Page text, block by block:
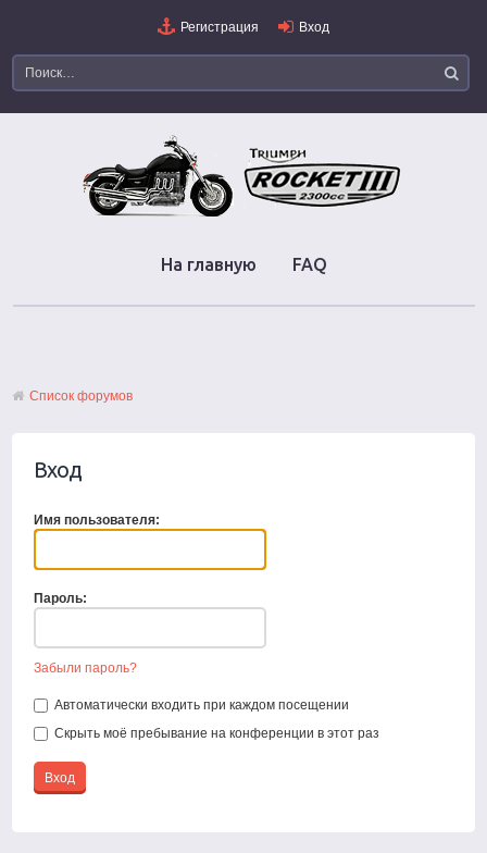
Регистрация Вход
На главную FAQ
Список форумов
Вход
Имя пользователя:
Пароль:
Забыли пароль?
Автоматически входить при каждом посещении
Скрыть моё пребывание на конференции в этот раз